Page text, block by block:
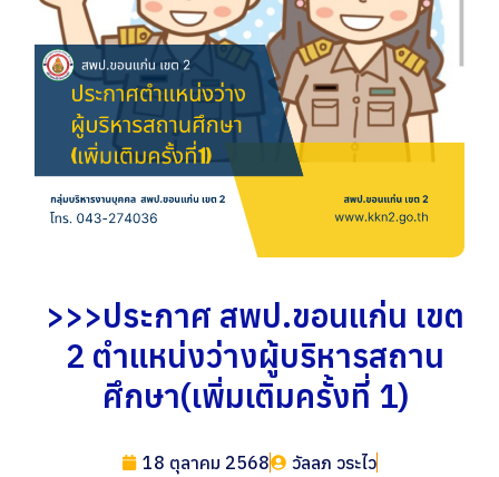
>>>ประกาศ สพป.ขอนแก่น เขต
2 ตำแหน่งว่างผู้บริหารสถาน
ศึกษา(เพิ่มเติมครั้งที่ 1)
18 ตุลาคม 2568
วัลลภ วระไว